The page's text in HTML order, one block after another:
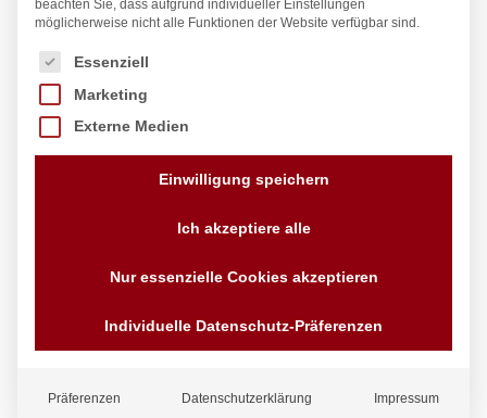
beachten Sie, dass aufgrund individueller Einstellungen
möglicherweise nicht alle Funktionen der Website verfügbar sind.
Es folgt eine Liste der Service-Gruppen, für die eine
Essenziell
Marketing
Externe Medien
Einwilligung speichern
Ich akzeptiere alle
Nur essenzielle Cookies akzeptieren
Individuelle Datenschutz-Präferenzen
Präferenzen Datenschutzerklärung Impressum